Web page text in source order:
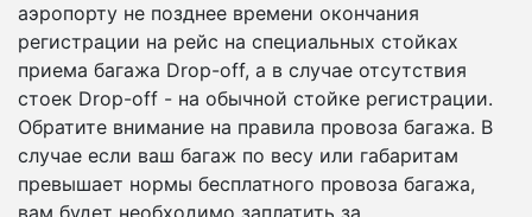
аэропорту не позднее времени окончания
регистрации на рейс на специальных стойках
приема багажа Drop-off, а в случае отсутствия
стоек Drop-off - на обычной стойке регистрации.
Обратите внимание на правила провоза багажа. В
случае если ваш багаж по весу или габаритам
превышает нормы бесплатного провоза багажа,
вам будет необходимо заплатить за